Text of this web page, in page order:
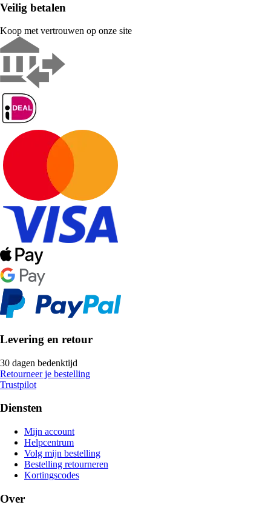
Veilig betalen
Koop met vertrouwen op onze site
Levering en retour
30 dagen bedenktijd
Retourneer je bestelling
Trustpilot
Diensten
Mijn account
Helpcentrum
Volg mijn bestelling
Bestelling retourneren
Kortingscodes
Over